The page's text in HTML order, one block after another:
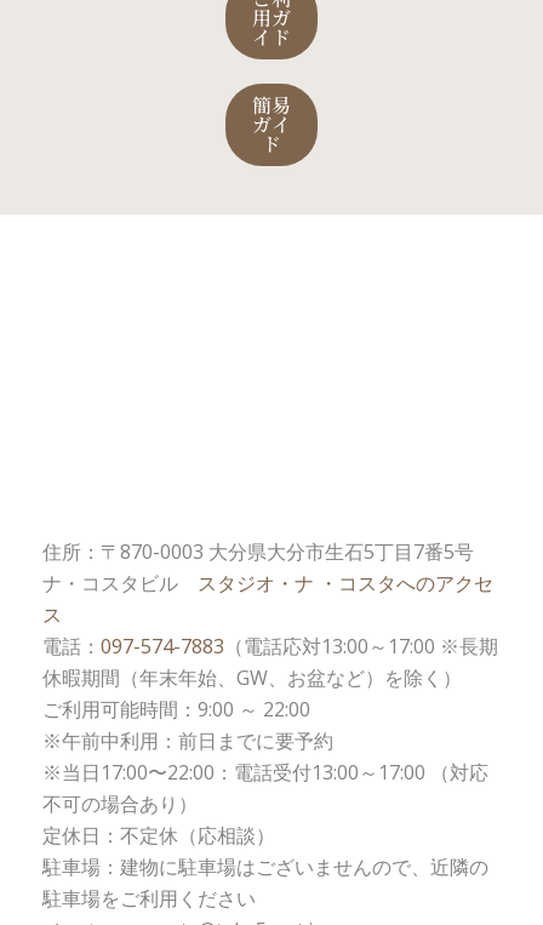
用ガ
イド
簡易
ガイ
ド
住所：〒870-0003 大分県大分市生石5丁目7番5号
ナ・コスタビル スタジオ・ナ ・コスタへのアクセ
ス
電話： 097-574-7883 （電話応対13:00～17:00 ※長期
休暇期間（年末年始、GW、お盆など）を除く）
ご利用可能時間：9:00 ～ 22:00
※午前中利用：前日までに要予約
※当日17:00〜22:00：電話受付13:00～17:00 （対応
不可の場合あり）
定休日：不定休（応相談）
駐車場：建物に駐車場はございませんので、近隣の
駐車場をご利用ください